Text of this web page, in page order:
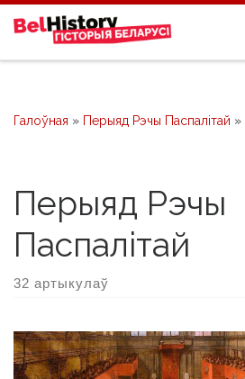
Skip to content
Галоўная » Перыяд Рэчы Паспалітай »
Перыяд Рэчы
Паспалітай
32 артыкулаў